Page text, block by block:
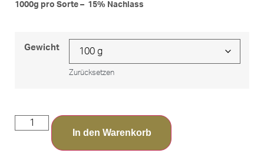
1000g pro Sorte – 15% Nachlass
Gewicht
Zurücksetzen
In den Warenkorb